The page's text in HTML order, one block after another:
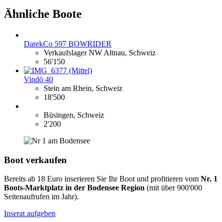
Ähnliche Boote
DarekCo 597 BOWRIDER
Verkaufslager NW Altnau, Schweiz
56'150
Vindö 40
Stein am Rhein, Schweiz
18'500
Büsingen, Schweiz
2'200
Boot verkaufen
Bereits ab 18 Euro inserieren Sie Ihr Boot und profitieren vom Nr. 1
Boots-Marktplatz in der Bodensee Region (mit über 900'000
Seitenaufrufen im Jahr).
Inserat aufgeben